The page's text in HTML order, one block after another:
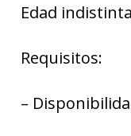
Edad
Requisitos:
–